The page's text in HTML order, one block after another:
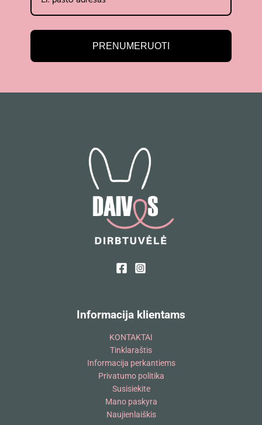
PRENUMERUOTI
Informacija klientams
KONTAKTAI
Tinklaraštis
Informacija perkantiems
Privatumo politika
Susisiekite
Mano paskyra
Naujienlaiškis